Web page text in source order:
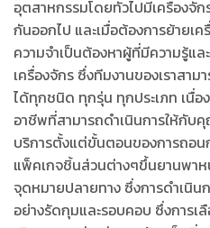
อุตสาหกรรมโดยทั่วไปมีเครื่องจั
กันออกไป และเมื่อต้องการย้ายเ
ความจำเป็นต้องหาผู้ที่มีความรู้แ
เครื่องจักร ซึ่งทีมงานของเราสา
ได้ทุกชนิด ทุกรุ่น ทุกประเภท เนื่อ
อาชีพที่สามารถดำเนินการให้กับ
บริการตั้งแต่ขั้นตอนของการถอ
แพ็คเกจชิ้นส่วนต่างๆขึ้นยานพา
จุดหมายปลายทาง ซึ่งการดำเนิ
อย่างรัดกุมและรอบคอบ ซึ่งการ